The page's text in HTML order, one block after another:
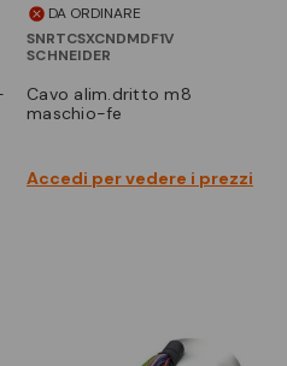
DA ORDINARE
SNRTCSXCNDMDF1V
SCHNEIDER
cavo alim.dritto m8
maschio-fe
Accedi per vedere i prezzi